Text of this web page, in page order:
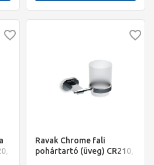
Ravak Chrome fali
pohártartó (üveg) CR210,